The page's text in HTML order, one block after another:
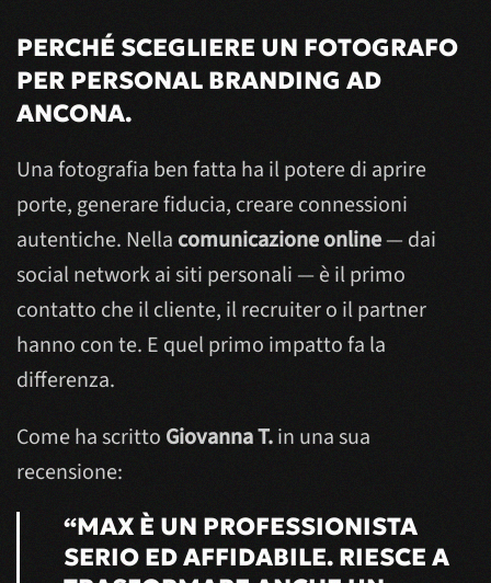
PERCHÉ SCEGLIERE UN FOTOGRAFO
PER PERSONAL BRANDING AD
ANCONA.
Una fotografia ben fatta ha il potere di aprire
porte, generare fiducia, creare connessioni
autentiche. Nellacomunicazione online— dai
social network ai siti personali — è il primo
contatto che il cliente, il recruiter o il partner
hanno con te. E quel primo impatto fa la
differenza.
Come ha scritto Giovanna T.in una sua
recensione:
“MAX È UN PROFESSIONISTA
SERIO ED AFFIDABILE. RIESCE A